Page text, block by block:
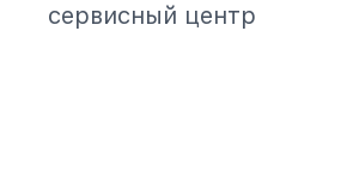
сервисный центр